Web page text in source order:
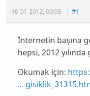
10-01-2012,00:03 |#1
İnternetin başına
hepsi, 2012
Okumak için:
...